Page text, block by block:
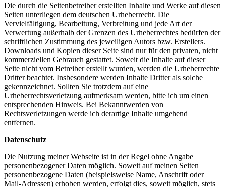
Die durch die Seitenbetreiber erstellten Inhalte und Werke auf diesen
Seiten unterliegen dem deutschen Urheberrecht. Die
Vervielfältigung, Bearbeitung, Verbreitung und jede Art der
Verwertung außerhalb der Grenzen des Urheberrechtes bedürfen der
schriftlichen Zustimmung des jeweiligen Autors bzw. Erstellers.
Downloads und Kopien dieser Seite sind nur für den privaten, nicht
kommerziellen Gebrauch gestattet. Soweit die Inhalte auf dieser
Seite nicht vom Betreiber erstellt wurden, werden die Urheberrechte
Dritter beachtet. Insbesondere werden Inhalte Dritter als solche
gekennzeichnet. Sollten Sie trotzdem auf eine
Urheberrechtsverletzung aufmerksam werden, bitte ich um einen
entsprechenden Hinweis. Bei Bekanntwerden von
Rechtsverletzungen werde ich derartige Inhalte umgehend
entfernen.
Datenschutz
Die Nutzung meiner Webseite ist in der Regel ohne Angabe
personenbezogener Daten möglich. Soweit auf meinen Seiten
personenbezogene Daten (beispielsweise Name, Anschrift oder
Mail-Adressen) erhoben werden, erfolgt dies, soweit möglich, stets